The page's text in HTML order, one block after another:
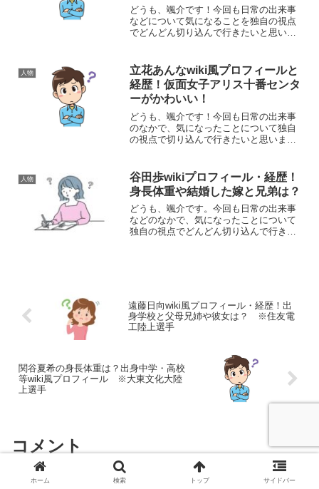
どうも、颯介です！今回も日常の出来事
などについて気になることを独自の視点
でどんどん切り込んで行きたいと思いま
リンピック選手団主将でスピードスケー
ト選手の小平奈緒さんについ...
人物
立花あんなwiki風プロフィールと
経歴！仮面女子アリス十番センタ
ーがかわいい！
どうも、颯介です！今回も日常の出来事
のなかで、気になったことについて独自
の視点で切り込んで行きたいと思いま
ルの立花あんなさんについてです。立花
あんなさんは、地下アイドルグ...
人物
谷田歩wikiプロフィール・経歴！
身長体重や結婚した嫁と兄弟は？
どうも、颯介です。今回も日常の出来事
などのなかで、気になったことについて
独自の視点でどんどん切り込んで行きた
遠藤日向wiki風プロフィール・経歴！出
身学校と父母兄姉や彼女は？ ※住友電
工陸上選手
関谷夏希の身長体重は？出身中学・高校
等wiki風プロフィール ※大東文化大陸
上選手
コメント
ホーム 検索 トップ サイドバー